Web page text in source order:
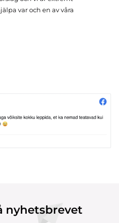
var och en av våra
nyhetsbrevet